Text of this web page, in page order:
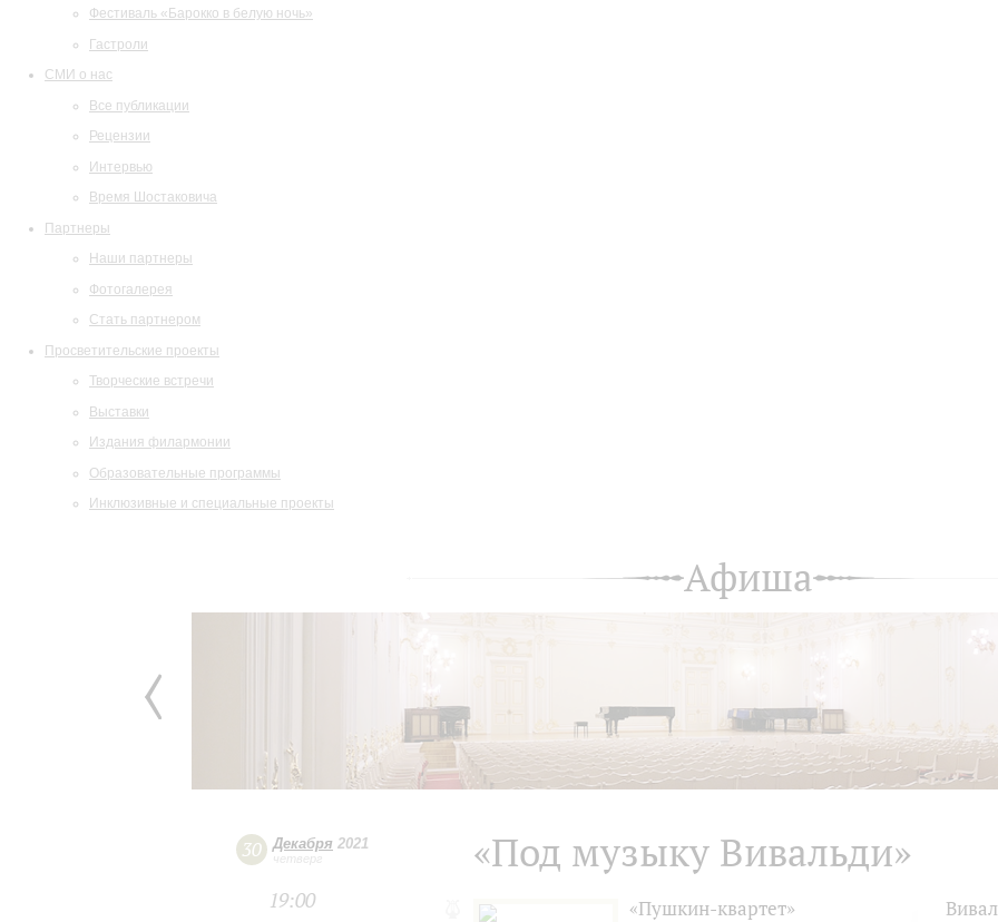
Фестиваль «Барокко в белую ночь»
Гастроли
СМИ о нас
Все публикации
Рецензии
Интервью
Время Шостаковича
Партнеры
Наши партнеры
Фотогалерея
Стать партнером
Просветительские проекты
Творческие встречи
Выставки
Издания филармонии
Образовательные программы
Инклюзивные и специальные проекты
Афиша
30 Декабря 2021
четверг
19:00
«Под музыку Вивальди»
«Пушкин-квартет»